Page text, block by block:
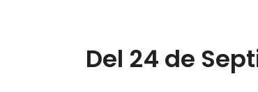
Del 24 de